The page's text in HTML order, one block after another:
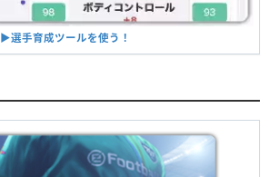
▶︎選手育成ツールを使う！